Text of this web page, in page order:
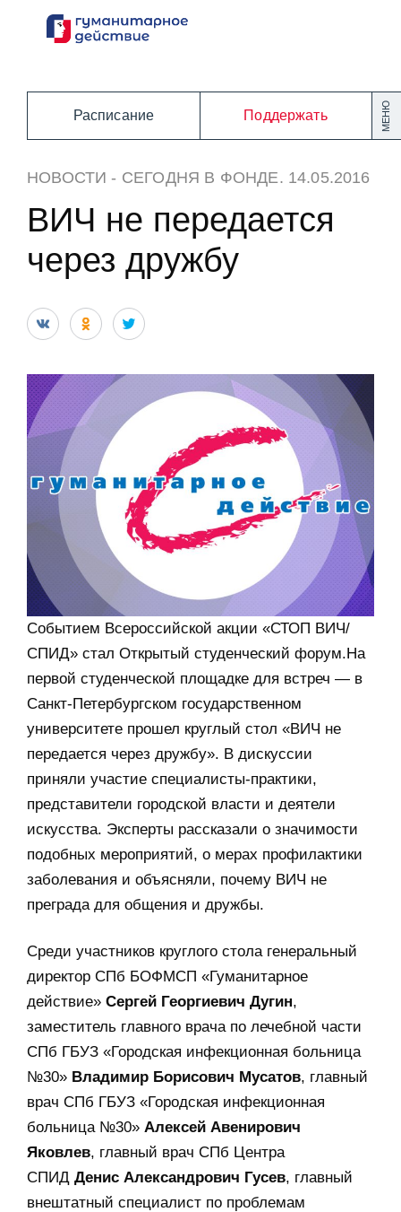
Перейти
МЕНЮ
Расписание Поддержать
НОВОСТИ - СЕГОДНЯ В ФОНДЕ. 14.05.2016
ВИЧ не передается
через дружбу
Событием Всероссийской акции «СТОП ВИЧ/
СПИД» стал Открытый студенческий форум.На
первой студенческой площадке для встреч — в
Санкт-Петербургском государственном
университете прошел круглый стол «ВИЧ не
передается через дружбу». В дискуссии
приняли участие специалисты-практики,
представители городской власти и деятели
искусства. Эксперты рассказали о значимости
подобных мероприятий, о мерах профилактики
заболевания и объясняли, почему ВИЧ не
преграда для общения и дружбы.
Среди участников круглого стола генеральный
директор СПб БОФМСП «Гуманитарное
действие» Сергей Георгиевич Дугин,
заместитель главного врача по лечебной части
СПб ГБУЗ «Городская инфекционная больница
№30» Владимир Борисович Мусатов, главный
врач СПб ГБУЗ «Городская инфекционная
больница №30» Алексей Авенирович
Яковлев, главный врач СПб Центра
СПИД Денис Александрович Гусев, главный
внештатный специалист по проблемам